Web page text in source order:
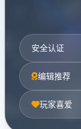
安全认证
编辑推荐
玩家喜爱